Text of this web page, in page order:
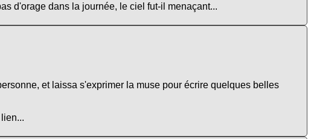
d'orage dans la journée, le ciel fut-il menaçant...
et laissa s'exprimer la muse pour écrire quelques belles